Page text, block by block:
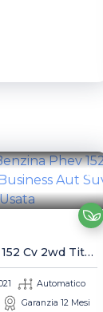
2.5 Benzina Phev 152 Cv 2wd Titanium Business Aut Suv
Automatico
Garanzia 12 Mesi